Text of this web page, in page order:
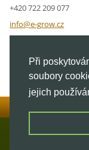
Při
soubory
jejich
+420 722 209 077
info@e-grow.cz
IČ: 05928591
DIČ: CZ05928591
© 2026 E-